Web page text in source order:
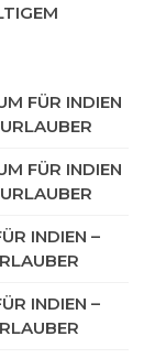
FÜR INDIEN
FÜR INDIEN
INDIEN –
INDIEN –